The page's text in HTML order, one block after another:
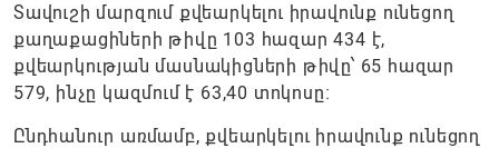
Տավուշի մարզում քվեարկելու իրավունք ունեցող
քաղաքացիների թիվը 103 հազար 434 է,
քվեարկության մասնակիցների թիվը՝ 65 հազար
579, ինչը կազմում է 63,40 տոկոսը։
Ընդհանուր առմամբ, քվեարկելու իրավունք ունեցող